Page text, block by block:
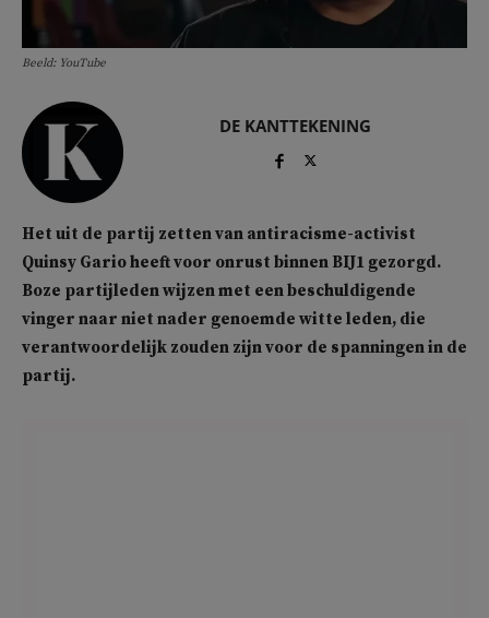
Beeld: YouTube
DE KANTTEKENING
Het uit de partij zetten van antiracisme-activist
Quinsy Gario heeft voor onrust binnen BIJ1 gezorgd.
Boze partijleden wijzen met een beschuldigende
vinger naar niet nader genoemde witte leden, die
verantwoordelijk zouden zijn voor de spanningen in de
partij.